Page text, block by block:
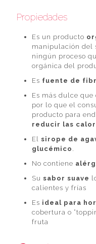
Propiedades
Es un producto
manipulación del
ningún proceso
orgánica del
Es fuente de
Es más dulce que
por lo que el
producto para
reducir las
El sirope de
glucémico .
No contiene
Su sabor suave
calientes y frías
Es ideal para
cobertura o
fruta